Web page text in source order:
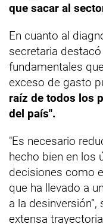
que sacar al
En cuanto al
secretaria
fundamentales
exceso de gasto
raíz de todos los
del país".
"Es necesario
hecho bien en los
decisiones como
que ha llevado a
a la
extensa